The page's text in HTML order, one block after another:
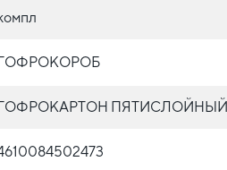
ПЯТИСЛОЙНЫЙ